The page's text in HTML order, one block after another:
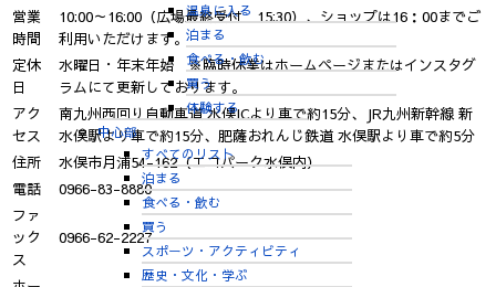
温泉に入る
泊まる
食べる・飲む
買う
体験する
中心部
すべてのリスト
泊まる
食べる・飲む
買う
スポーツ・アクティビティ
歴史・文化・学ぶ
営業
時間
10:00～16:00（広場最終受付 15:30）、ショップは16：00までご
利用いただけます。
定休
日
水曜日・年末年始 ※臨時休業はホームページまたはインスタグ
ラムにて更新しております。
アク
セス
南九州西回り自動車道 水俣ICより車で約15分、JR九州新幹線 新
水俣駅より車で約15分、肥薩おれんじ鉄道 水俣駅より車で約5分
住所
水俣市月浦54-162（エコパーク水俣内）
電話
0966-83-8880
ファ
ック
ス
0966-62-2227